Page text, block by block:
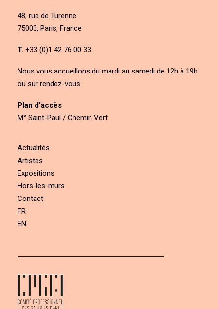
48, rue de Turenne
75003, Paris, France
T. +33 (0)1 42 76 00 33
Nous vous accueillons du mardi au samedi de 12h à 19h
ou sur rendez-vous.
Plan d’accès
M° Saint-Paul / Chemin Vert
Actualités
Artistes
Expositions
Hors-les-murs
Contact
FR
EN